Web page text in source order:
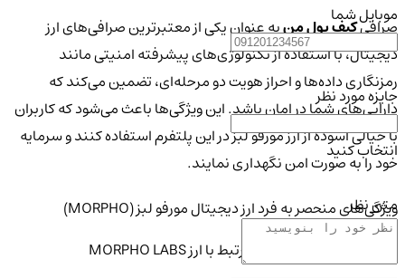
صرافیکیف پول منبه عنوان یکی از معتبرترین صرافی‌های ارز
دیجیتال، با استفاده از تکنولوژی‌های پیشرفته امنیتی مانند
رمزنگاری داده‌ها و احراز هویت دو مرحله‌ای، تضمین می‌کند که
دارایی‌های شما در امان باشد. این ویژگی‌ها باعث می‌شود که کاربران
با خیالی آسوده از ارز مورفو لبز در این پلتفرم استفاده کنند و سرمایه
خود را به صورت امن نگهداری نمایند.
ویژگی‌های منحصر به فرد ارز دیجیتال مورفو لبز (MORPHO)
🔑 تعاریف و مفاهیم پایه مرتبط با ارز MORPHO LABS
موبایل شما
جایزه مورد نظر
انتخاب کنید
متن نظر